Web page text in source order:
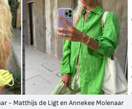
- Matthijs de Ligt en Annekee Molenaar